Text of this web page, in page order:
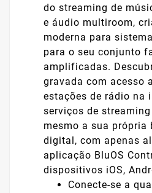
do streaming de
e áudio multiroom,
moderna para
para o seu conjunto
amplificadas.
gravada com acesso
estações de rádio na
serviços de
mesmo a sua própria
digital, com apenas
aplicação BluOS
dispositivos iOS,
Conecte-se a